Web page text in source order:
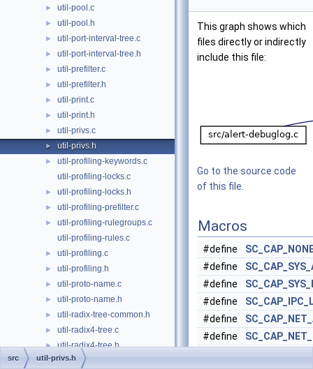
► util-pool.c
► util-pool.h
► util-port-interval-tree.c
► util-port-interval-tree.h
► util-prefilter.c
► util-prefilter.h
► util-print.c
► util-print.h
► util-privs.c
► util-privs.h
►
util-profiling-keywords.c
util-profiling-locks.c
► util-profiling-locks.h
► util-profiling-prefilter.c
►
util-profiling-rulegroups.c
util-profiling-rules.c
► util-profiling.c
► util-profiling.h
► util-proto-name.c
► util-proto-name.h
► util-radix-tree-common.h
► util-radix4-tree.c
► util-radix4-tree.h
► util-radix6-tree.c
This graph shows which
files directly or indirectly
include this file:
Go to the source code
of this file.
Macros
#define
#define
#define
#define
#define
#define
src util-privs.h